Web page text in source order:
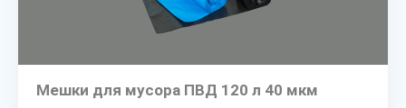
Мешки для мусора ПВД 120 л 40 мкм